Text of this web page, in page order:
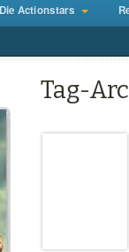
Actionstars
Tag-